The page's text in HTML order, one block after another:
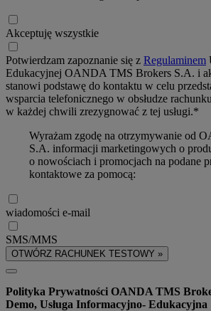
Akceptuję wszystkie
Potwierdzam zapoznanie się z Regulaminem
Edukacyjnej OANDA TMS Brokers S.A. i
stanowi podstawę do kontaktu w celu
wsparcia telefonicznego w obsłudze
w każdej chwili zrezygnować z tej usługi.*
Wyrażam zgodę na otrzymywanie od
S.A. informacji marketingowych o
o nowościach i promocjach na podane
kontaktowe za pomocą:
wiadomości e-mail
SMS/MMS
OTWÓRZ RACHUNEK TESTOWY »
Polityka Prywatności OANDA TMS
Demo, Usługa Informacyjno- Edukacyjna